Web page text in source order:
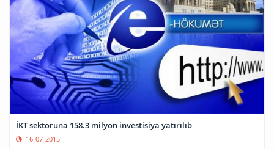
İKT sektoruna 158.3 milyon investisiya yatırılıb
16-07-2015